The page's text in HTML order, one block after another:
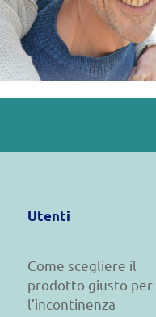
Utenti
Come scegliere il
prodotto giusto per
l’incontinenza